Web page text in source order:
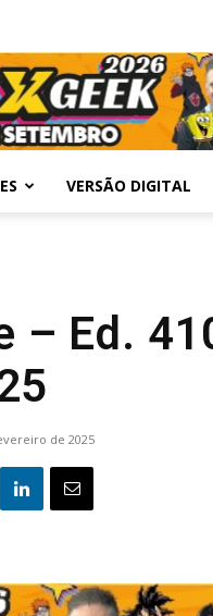
VERSÃO DIGITAL
– Ed.
de 2025